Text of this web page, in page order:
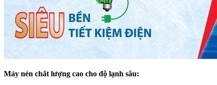
Máy nén chất lượng cao cho độ lạnh sâu: